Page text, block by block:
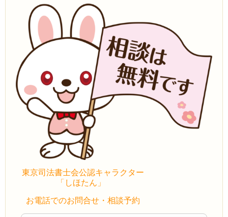
東京司法書士会公認キャラクター
「しほたん」
お電話でのお問合せ・相談予約